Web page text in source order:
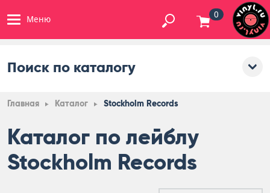
Меню 0
Поиск по каталогу
Главная Каталог Stockholm Records
Каталог по лейблу
Stockholm Records